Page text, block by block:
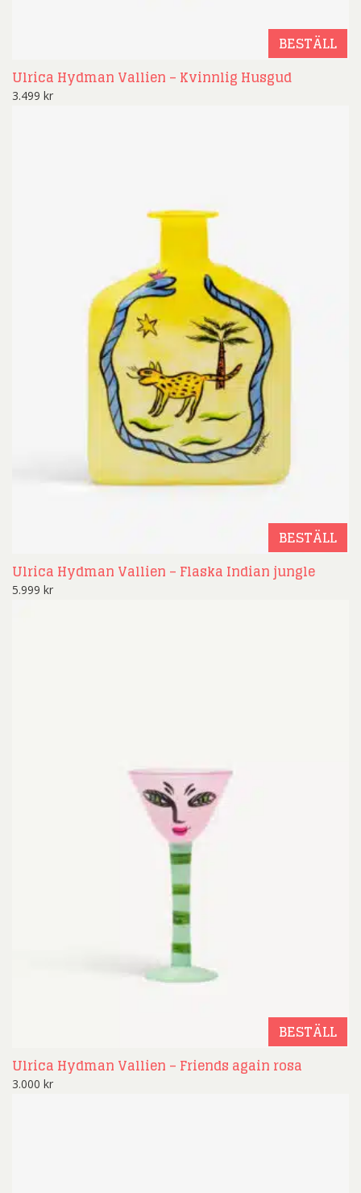
BESTÄLL
Ulrica Hydman Vallien – Kvinnlig Husgud
3.499 kr
BESTÄLL
Ulrica Hydman Vallien – Flaska Indian jungle
5.999 kr
BESTÄLL
Ulrica Hydman Vallien – Friends again rosa
3.000 kr